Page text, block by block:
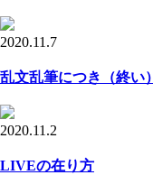
2020.11.7
乱文乱筆につき（終い）
2020.11.2
LIVEの在り方